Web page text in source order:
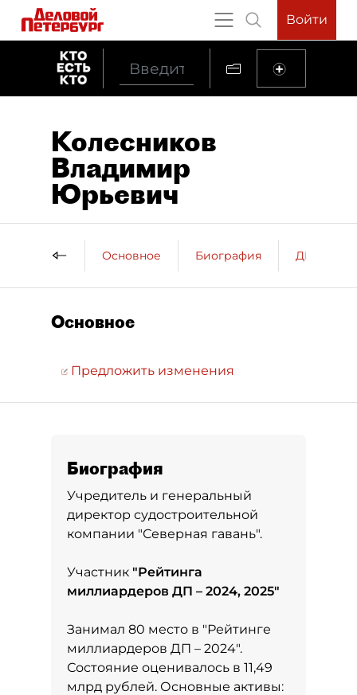
Войти
Колесников
Владимир
Юрьевич
Основное Биография ДП о
Основное
Предложить изменения
Биография
Учредитель и генеральный
директор судостроительной
компании "Северная гавань".
Участник "Рейтинга
миллиардеров ДП – 2024, 2025"
Занимал 80 место в "Рейтинге
миллиардеров ДП – 2024".
Состояние оценивалось в 11,49
млрд рублей. Основные активы: